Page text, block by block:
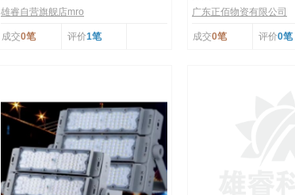
雄睿自营旗舰店mro
成交0笔 评价1笔
广东正佰物资有限公司
成交0笔 评价0笔